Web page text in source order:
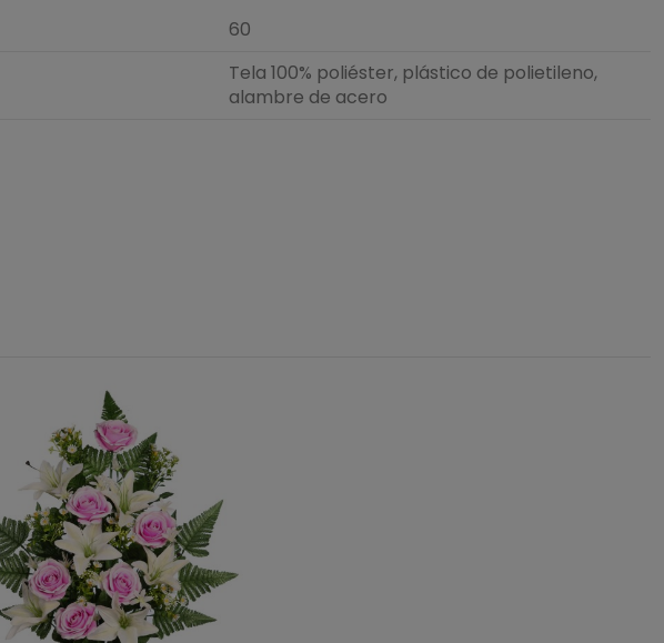
60
Tela 100% poliéster, plástico de polietileno,
alambre de acero